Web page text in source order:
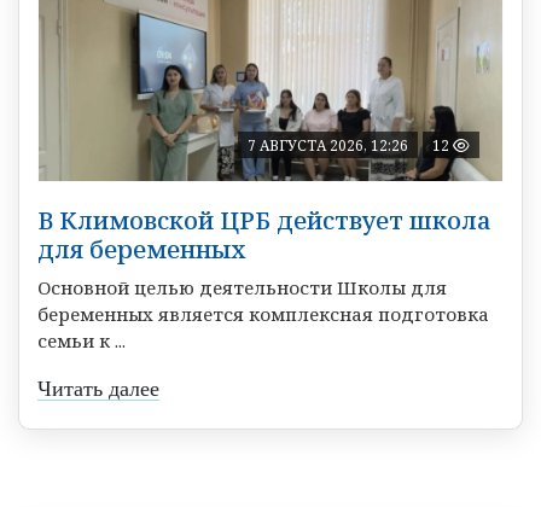
7 АВГУСТА 2026, 12:26 12
В Климовской ЦРБ действует школа
для беременных
Основной целью деятельности Школы для
беременных является комплексная подготовка
семьи к ...
Читать далее